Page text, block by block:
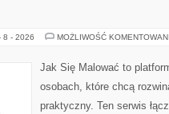
8 - 2026 MOŻLIWOŚĆ
Jak Się Malować to
osobach, które chcą
praktyczny. Ten serwis